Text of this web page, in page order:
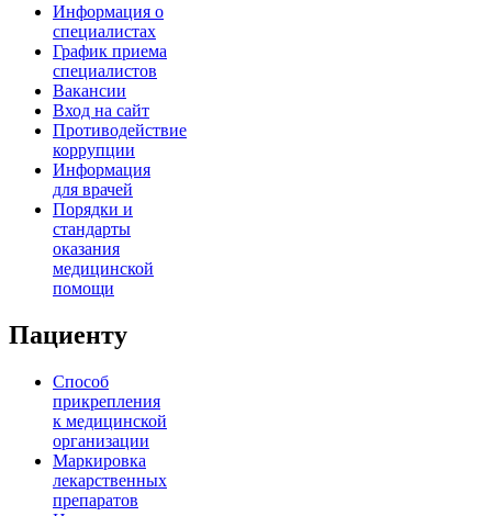
Информация о
специалистах
График приема
специалистов
Вакансии
Вход на сайт
Противодействие
коррупции
Информация
для врачей
Порядки и
стандарты
оказания
медицинской
помощи
Пациенту
Способ
прикрепления
к медицинской
организации
Маркировка
лекарственных
препаратов